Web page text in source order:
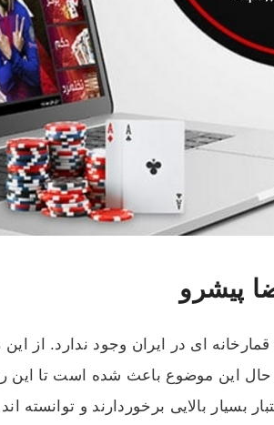
پیشرو
ای در ایران وجود ندارد. از این
حال این موضوع باعث شده است تا
بسیار بالایی برخوردارند و